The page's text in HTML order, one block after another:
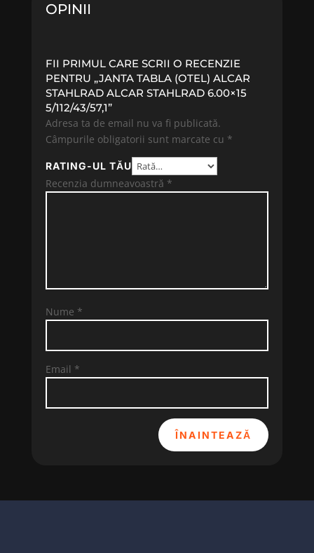
OPINII
FII PRIMUL CARE SCRII O RECENZIE
PENTRU „JANTA TABLA (OTEL) ALCAR
STAHLRAD ALCAR STAHLRAD 6.00×15
5/112/43/57,1”
Adresa ta de email nu va fi publicată.
Câmpurile obligatorii sunt marcate cu *
RATING-UL TĂU
Recenzia dumneavoastră *
Nume *
Email *
ÎNAINTEAZĂ